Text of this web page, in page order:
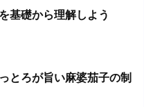
基礎から理解しよう
とろが旨い麻婆茄子の制